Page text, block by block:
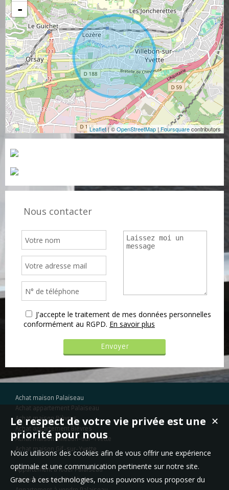
-
Leaflet| ©OpenStreetMap|Foursquarecontributors
Nous contacter
J'accepte le traitement de mes données personnelles
conformément au RGPD. En savoir plus
Achat maison Palaiseau
Achat appartement Palaiseau
Achat maison Bièvres
Achat appartement Bièvres
Achat maison Villebon-sur-Yvette
Achat maison Gif-sur-Yvette
Appartement à louer Palaiseau
Maison à vendre Palaiseau
✕
Le respect de votre vie privée est une
priorité pour nous
Nous utilisons des cookies afin de vous offrir une expérience
optimale et une communication pertinente sur notre site.
Grace à ces technologies, nous pouvons vous proposer du